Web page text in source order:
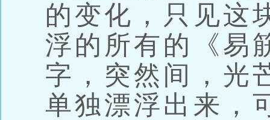
的变化，只见这
浮的所有的《易
字，突然间，光
单独漂浮出来，